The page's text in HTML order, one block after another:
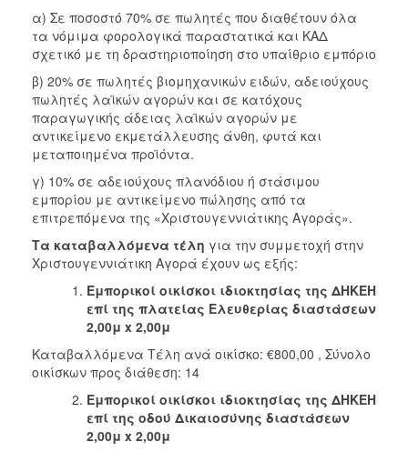
α) Σε ποσοστό 70% σε πωλητές που διαθέτουν όλα
τα νόμιμα φορολογικά παραστατικά και ΚΑΔ
σχετικό με τη δραστηριοποίηση στο υπαίθριο εμπόριο
β) 20% σε πωλητές βιομηχανικών ειδών, αδειούχους
πωλητές λαϊκών αγορών και σε κατόχους
παραγωγικής άδειας λαϊκών αγορών με
αντικείμενο εκμετάλλευσης άνθη, φυτά και
μεταποιημένα προϊόντα.
γ) 10% σε αδειούχους πλανόδιου ή στάσιμου
εμπορίου με αντικείμενο πώλησης από τα
επιτρεπόμενα της «Χριστουγεννιάτικης Αγοράς».
Τα καταβαλλόμενα τέλη για την συμμετοχή στην
Χριστουγεννιάτικη Αγορά έχουν ως εξής:
Εμπορικοί οικίσκοι ιδιοκτησίας της ΔΗΚΕΗ
επί της πλατείας Ελευθερίας διαστάσεων
2,00μ x 2,00μ
Καταβαλλόμενα Τέλη ανά οικίσκο: €800,00 , Σύνολο
οικίσκων προς διάθεση: 14
Εμπορικοί οικίσκοι ιδιοκτησίας της ΔΗΚΕΗ
επί της οδού Δικαιοσύνης διαστάσεων
2,00μ x 2,00μ